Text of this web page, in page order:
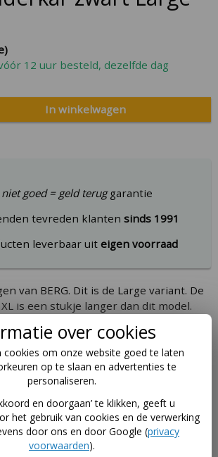
12 uur besteld, dezelfde dag
In winkelwagen
niet goed = geld teruggarantie
tevreden klantensinds 1991
leverbaar uiteigen voorraad
van BERG. Dit is de Large variant. De
is een stukje langer dan dit model.
van BERG. Dit is de Large variant.
XL is een stukje langer dan dit
over cookies
cookies om onze website goed te laten
op te slaan en advertenties te
personaliseren.
en doorgaan’ te klikken, geeft u
het gebruik van cookies en de verwerking
door ons en door Google (privacy
voorwaarden).